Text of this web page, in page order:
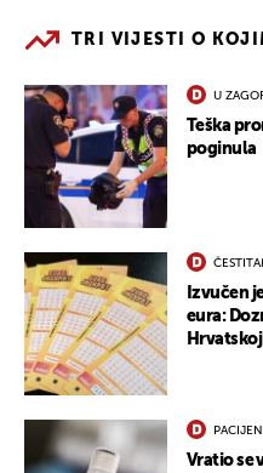
TRI VIJESTI O
U
Teška
poginula
Izvučen
eura:
Hrvatskoj
Vratio se